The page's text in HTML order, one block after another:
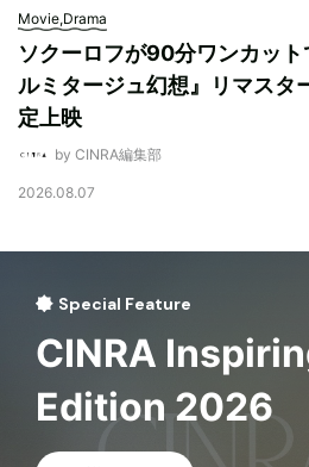
Movie,Drama
ソクーロフが90分ワンカッ
ルミタージュ幻想』リマスタ
定上映
by CINRA編集部
2026.08.07
Special Feature
CINRA
Edition 2026